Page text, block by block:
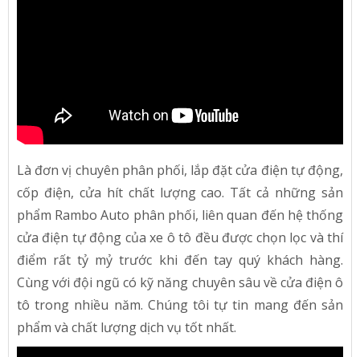
Là đơn vị chuyên phân phối, lắp đặt cửa điện tự động,
cốp điện, cửa hít chất lượng cao. Tất cả những sản
phẩm Rambo Auto phân phối, liên quan đến hệ thống
cửa điện tự động của xe ô tô đều được chọn lọc và thí
điểm rất tỷ mỷ trước khi đến tay quý khách hàng.
Cùng với đội ngũ có kỹ năng chuyên sâu về cửa điện ô
tô trong nhiều năm. Chúng tôi tự tin mang đến sản
phẩm và chất lượng dịch vụ tốt nhất.